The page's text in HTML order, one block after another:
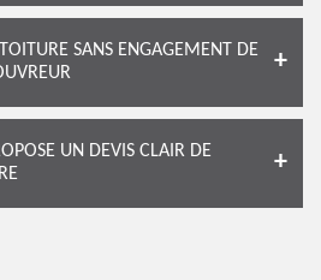
SANS ENGAGEMENT DE
UN DEVIS CLAIR DE